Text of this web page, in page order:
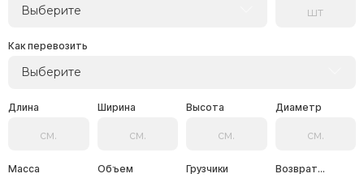
Выберите
Как перевозить
Выберите
Длина Ширина Высота Диаметр
Масса Объем Грузчики Возврат...